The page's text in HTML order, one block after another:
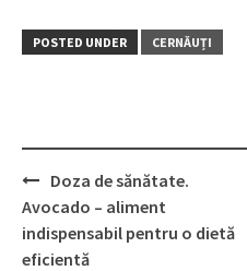
POSTED UNDER CERNĂUȚI
Post
navigation
Doza de sănătate.
Avocado – aliment
indispensabil pentru o dietă
eficientă